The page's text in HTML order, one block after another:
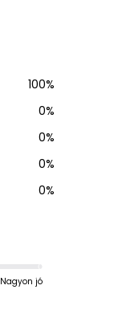
100%
0%
0%
0%
0%
Nagyon jó